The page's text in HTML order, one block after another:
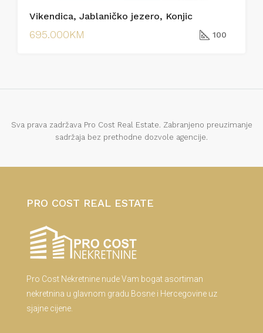
Vikendica, Jablaničko jezero, Konjic
695.000KM 100
Sva prava zadržava Pro Cost Real Estate. Zabranjeno preuzimanje
sadržaja bez prethodne dozvole agencije.
PRO COST REAL ESTATE
Pro Cost Nekretnine nude Vam bogat asortiman
nekretnina u glavnom gradu Bosne i Hercegovine uz
sjajne cijene.